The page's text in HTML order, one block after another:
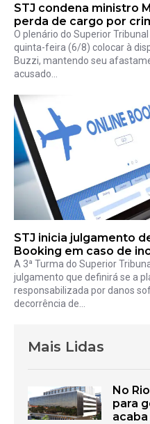
STJ condena ministro
perda de cargo por
O plenário do Superior
quinta-feira (6/8) colocar à
Buzzi, mantendo seu
acusado...
STJ inicia julgamento
Booking em caso de
A 3ª Turma do Superior
julgamento que definirá se a
responsabilizada por danos
decorrência de...
Mais Lidas
No
para